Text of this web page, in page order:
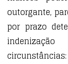
outorgante,
por prazo
circunstâncias: